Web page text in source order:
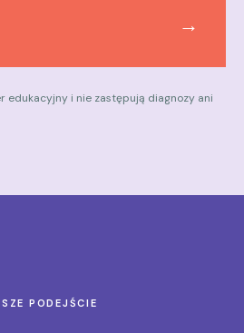
→
edukacyjny i nie zastępują diagnozy ani
PODEJŚCIE